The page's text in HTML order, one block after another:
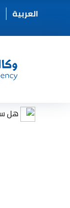
العربية
هل سيصبح